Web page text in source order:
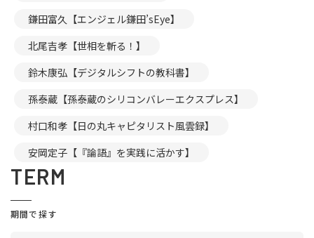
鎌田富久【エンジェル鎌田’sEye】
北尾吉孝【世相を斬る！】
鈴木康弘【デジタルシフトの教科書】
孫泰蔵【孫泰蔵のシリコンバレーエクスプレス】
村口和孝【日の丸キャピタリスト風雲録】
安岡定子【『論語』を実践に活かす】
TERM
期間で探す